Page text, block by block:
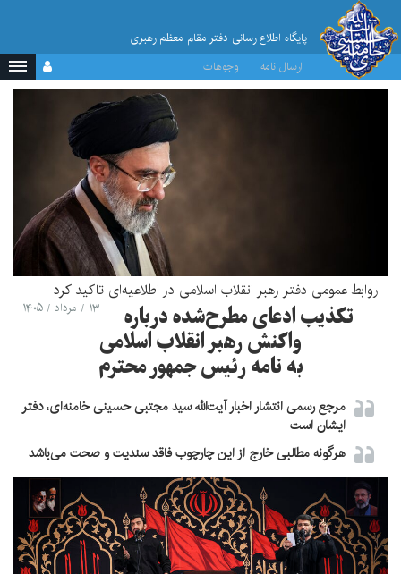
پایگاه اطلاع رسانی دفتر مقام معظم رهبری
ارسال نامه
وجوهات
روابط عمومی دفتر رهبر انقلاب اسلامی در اطلاعیه‌ای تاکید کرد
۱۳ / مرداد / ۱۴۰۵
تکذیب ادعای مطرح‌شده درباره
واکنش رهبر انقلاب اسلامی
به نامه رئیس جمهور محترم
مرجع رسمی انتشار اخبار آیت‌الله سید مجتبی حسینی خامنه‌ای، دفتر
ایشان است
هرگونه مطالبی خارج از این چارچوب فاقد سندیت و صحت می‌باشد